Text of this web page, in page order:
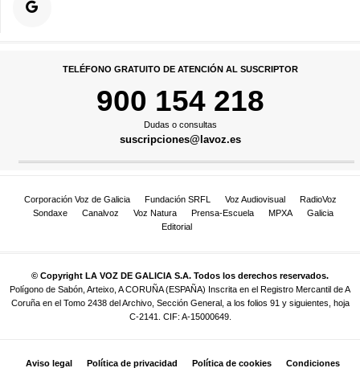
TELÉFONO GRATUITO DE ATENCIÓN AL SUSCRIPTOR
900 154 218
Dudas o consultas
suscripciones@lavoz.es
Corporación Voz de Galicia Fundación SRFL Voz Audiovisual
RadioVoz
Sondaxe
Canalvoz Voz Natura Prensa-Escuela MPXA
Galicia
Editorial
© Copyright LA VOZ DE GALICIA S.A. Todos los derechos reservados.
Polígono de Sabón, Arteixo, A CORUÑA (ESPAÑA) Inscrita en el Registro Mercantil de A
Coruña en el Tomo 2438 del Archivo, Sección General, a los folios 91 y siguientes, hoja
C-2141. CIF: A-15000649.
Aviso legal Política de privacidad Política de cookies
Condiciones